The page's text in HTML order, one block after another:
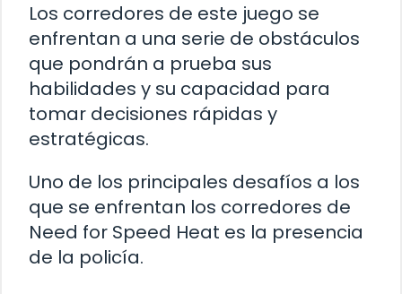
Los corredores de este juego se
enfrentan a una serie de obstáculos
que pondrán a prueba sus
habilidades y su capacidad para
tomar decisiones rápidas y
estratégicas.
Uno de los principales desafíos a los
que se enfrentan los corredores de
Need for Speed Heat es la presencia
de la policía.